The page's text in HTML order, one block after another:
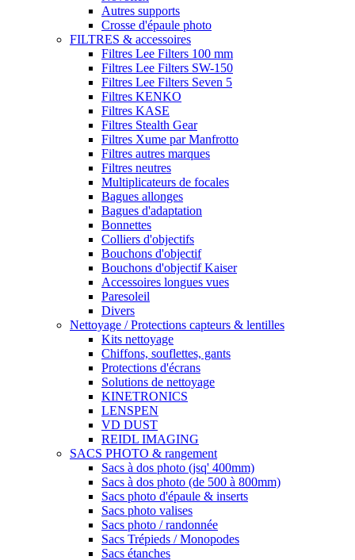
Autres supports
Crosse d'épaule photo
FILTRES & accessoires
Filtres Lee Filters 100 mm
Filtres Lee Filters SW-150
Filtres Lee Filters Seven 5
Filtres KENKO
Filtres KASE
Filtres Stealth Gear
Filtres Xume par Manfrotto
Filtres autres marques
Filtres neutres
Multiplicateurs de focales
Bagues allonges
Bagues d'adaptation
Bonnettes
Colliers d'objectifs
Bouchons d'objectif
Bouchons d'objectif Kaiser
Accessoires longues vues
Paresoleil
Divers
Nettoyage / Protections capteurs & lentilles
Kits nettoyage
Chiffons, souflettes, gants
Protections d'écrans
Solutions de nettoyage
KINETRONICS
LENSPEN
VD DUST
REIDL IMAGING
SACS PHOTO & rangement
Sacs à dos photo (jsq' 400mm)
Sacs à dos photo (de 500 à 800mm)
Sacs photo d'épaule & inserts
Sacs photo valises
Sacs photo / randonnée
Sacs Trépieds / Monopodes
Sacs étanches